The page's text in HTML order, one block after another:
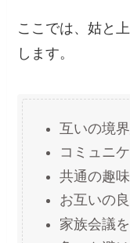
ここでは、姑と
します。
互いの境
コミュニ
共通の趣
お互いの
家族会議